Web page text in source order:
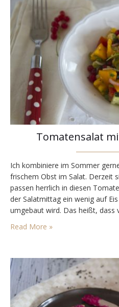
Tomatensalat
Ich kombiniere im Sommer
frischem Obst im Salat. Derzeit
passen herrlich in diesen
der Salatmittag ein wenig auf
umgebaut wird. Das heißt, dass
Küche immer gesperrt und in
Überlastung. Also…
Read More »